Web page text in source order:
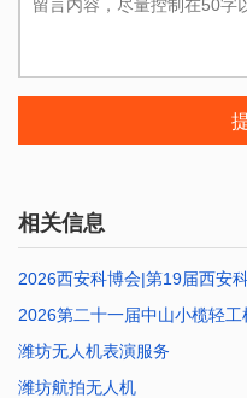
相关信息
2026西安科博会|第19届西安
2026第二十一届中山小榄轻工
潍坊无人机表演服务
潍坊航拍无人机